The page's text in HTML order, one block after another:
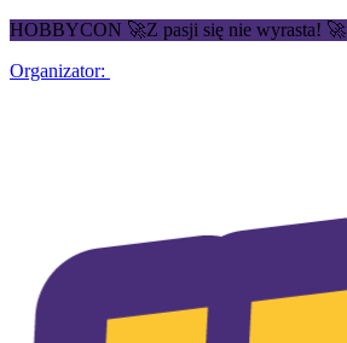
HOBBYCON 🚀Z pasji się nie wyrasta! 🚀
Organizator: